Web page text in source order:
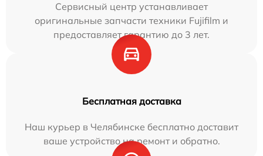
Сервисный центр устанавливает
оригинальные запчасти техники Fujifilm и
предоставляет гарантию до 3 лет.
Бесплатная доставка
Наш курьер в Челябинске бесплатно доставит
ваше устройство на ремонт и обратно.